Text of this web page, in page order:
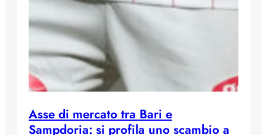
Asse di mercato tra Bari e
Sampdoria: si profila uno scambio a